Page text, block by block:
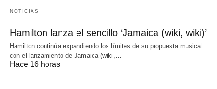
NOTICIAS
Hamilton lanza el sencillo ‘Jamaica (wiki, wiki)’
Hamilton continúa expandiendo los límites de su propuesta musical
con el lanzamiento de Jamaica (wiki,…
Hace 16 horas